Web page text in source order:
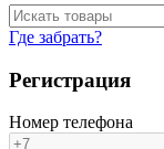
Где забрать?
Регистрация
Номер телефона